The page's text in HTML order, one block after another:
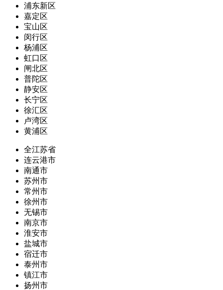
浦东新区
嘉定区
宝山区
闵行区
杨浦区
虹口区
闸北区
普陀区
静安区
长宁区
徐汇区
卢湾区
黄浦区
全江苏省
连云港市
南通市
苏州市
常州市
徐州市
无锡市
南京市
淮安市
盐城市
宿迁市
泰州市
镇江市
扬州市